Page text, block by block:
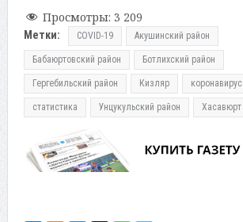
Просмотры: 3 209
Метки: COVID-19 Акушинский район
Бабаюртовский район Ботлихский район
Гергебильский район Кизляр коронавирус
статистика Унцукульский район Хасавюрт